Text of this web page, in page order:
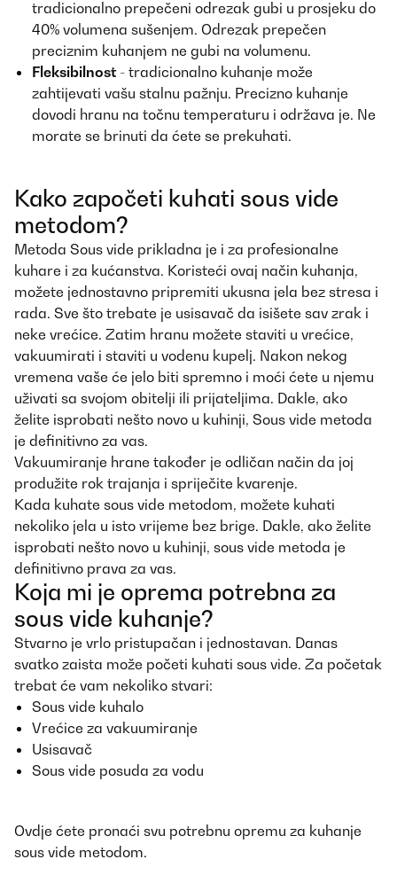
tradicionalno prepečeni odrezak gubi u prosjeku do
40% volumena sušenjem. Odrezak prepečen
preciznim kuhanjem ne gubi na volumenu.
Fleksibilnost - tradicionalno kuhanje može
zahtijevati vašu stalnu pažnju. Precizno kuhanje
dovodi hranu na točnu temperaturu i održava je. Ne
morate se brinuti da ćete se prekuhati.
Kako započeti kuhati sous vide
metodom?
Metoda Sous vide prikladna je i za profesionalne
kuhare i za kućanstva. Koristeći ovaj način kuhanja,
možete jednostavno pripremiti ukusna jela bez stresa i
rada. Sve što trebate je usisavač da isišete sav zrak i
neke vrećice. Zatim hranu možete staviti u vrećice,
vakuumirati i staviti u vodenu kupelj. Nakon nekog
vremena vaše će jelo biti spremno i moći ćete u njemu
uživati ​​sa svojom obitelji ili prijateljima. Dakle, ako
želite isprobati nešto novo u kuhinji, Sous vide metoda
je definitivno za vas.
Vakuumiranje hrane također je odličan način da joj
produžite rok trajanja i spriječite kvarenje.
Kada kuhate sous vide metodom, možete kuhati
nekoliko jela u isto vrijeme bez brige. Dakle, ako želite
isprobati nešto novo u kuhinji, sous vide metoda je
definitivno prava za vas.
Koja mi je oprema potrebna za
sous vide kuhanje?
Stvarno je vrlo pristupačan i jednostavan. Danas
svatko zaista može početi kuhati sous vide. Za početak
trebat će vam nekoliko stvari:
Sous vide kuhalo
Vrećice za vakuumiranje
Usisavač
Sous vide posuda za vodu
Ovdje ćete pronaći svu potrebnu opremu za kuhanje
sous vide metodom.